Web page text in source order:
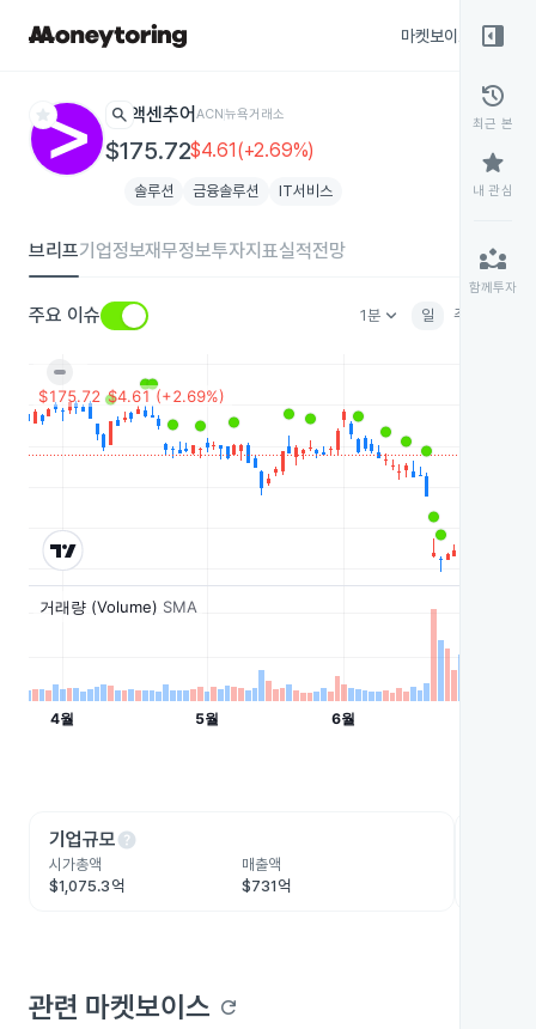
마켓보이스
star search 액센추어 ACN뉴욕거래소
$175.72$4.61(+2.69%)
솔루션 금융솔루션 IT서비스
브리프기업정보재무정보투자지표실적전망
주요 이슈 1분keyboard_arrow_down 일 주
기업규모help
시가총액
$1,075.3억
매출액
$731억
관련 마켓보이스 refresh
right_panel_open
history
최근 본
star
내 관심
partner_exchange
함께투자